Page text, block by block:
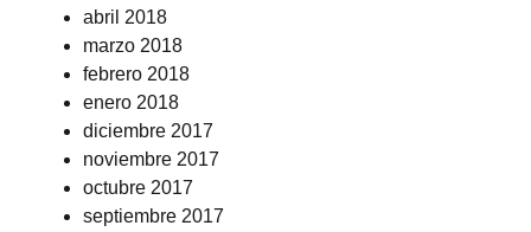
abril 2018
marzo 2018
febrero 2018
enero 2018
diciembre 2017
noviembre 2017
octubre 2017
septiembre 2017